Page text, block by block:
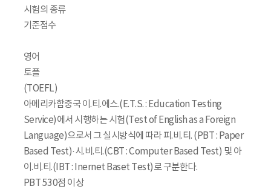
시험의 종류
기준점수
영어
토플
(TOEFL)
아메리카합중국 이.티.에스.(E.T.S. : Education Testing
Service)에서 시행하는 시험(Test of English as a Foreign
Language)으로서 그 실시방식에 따라 피.비.티. (PBT : Paper
Based Test)·시.비.티.(CBT : Computer Based Test) 및 아
이.비.티.(IBT : Inernet Baset Test)로 구분한다.
PBT 530점 이상